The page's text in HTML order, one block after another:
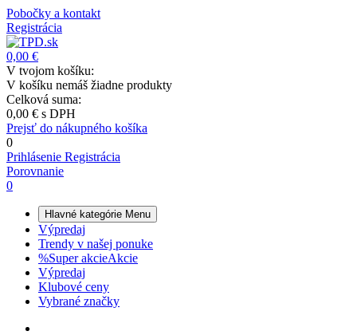
Pobočky a kontakt
Registrácia
0,00 €
V tvojom košíku:
V košíku nemáš žiadne produkty
Celková suma:
0,00 € s DPH
Prejsť do nákupného košíka
0
Prihlásenie Registrácia
Porovnanie
0
Hlavné kategórie Menu
Výpredaj
Trendy v našej ponuke
%Super akcieAkcie
Výpredaj
Klubové ceny
Vybrané značky